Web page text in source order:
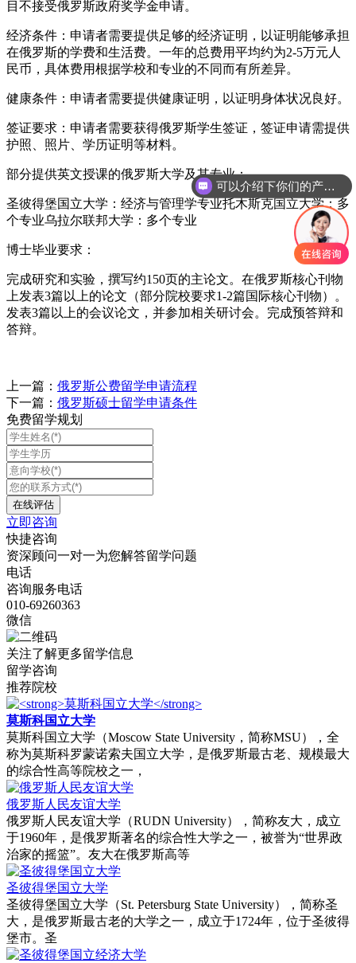
目不接受俄罗斯政府奖学金申请。
‌经济条件‌：申请者需要提供足够的经济证明，以证明能够承担
在俄罗斯的学费和生活费。一年的总费用平均约为2-5万元人
民币，具体费用根据学校和专业的不同而有所差异。
‌健康条件‌：申请者需要提供健康证明，以证明身体状况良好。
‌签证要求‌：申请者需要获得俄罗斯学生签证，签证申请需提供
护照、照片、学历证明等材料。
‌部分提供英文授课的俄罗斯大学及其专业‌：
圣彼得堡国立大学：经济与管理学专业托木斯克国立大学：多
个专业乌拉尔联邦大学：多个专业
‌博士毕业要求‌：
完成研究和实验，撰写约150页的主论文。在俄罗斯核心刊物
上发表3篇以上的论文（部分院校要求1-2篇国际核心刊物）。
发表3篇以上的会议论文，并参加相关研讨会。完成预答辩和
答辩。
上一篇： 俄罗斯公费留学申请流程
下一篇： 俄罗斯硕士留学申请条件
免费留学规划
立即咨询
快捷咨询
资深顾问一对一为您解答留学问题
电话
咨询服务电话
010-69260363
微信
关注了解更多留学信息
留学咨询
推荐院校
莫斯科国立大学
‌莫斯科国立大学（Moscow State University，简称MSU）‌，全
称为莫斯科罗蒙诺索夫国立大学，是俄罗斯最古老、规模最大
的综合性高等院校之一，
俄罗斯人民友谊大学
‌俄罗斯人民友谊大学（RUDN University）‌，简称友大，成立
于1960年，是俄罗斯著名的综合性大学之一，被誉为“世界政
治家的摇篮”。友大在俄罗斯高等
‌圣彼得堡国立大学
‌圣彼得堡国立大学（St. Petersburg State University），简称圣
大，是俄罗斯最古老的大学之一，成立于1724年，位于圣彼得
堡市。‌圣
可以介绍下你们的产品么？